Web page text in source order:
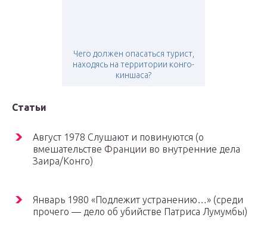
Чего должен опасаться турист,
находясь на территории конго-
киншаса?
Статьи
Август 1978 Слушают и повинуются (о
вмешательстве Франции во внутренние дела
Заира/Конго)
Январь 1980 «Подлежит устранению…» (среди
прочего — дело об убийстве Патриса Лумумбы)